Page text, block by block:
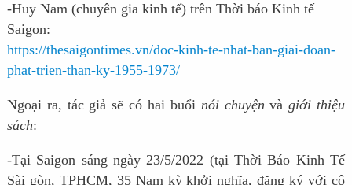
-Huy Nam (chuyên gia kinh tế) trên Thời báo Kinh tế
Saigon:
https://thesaigontimes.vn/doc-kinh-te-nhat-ban-giai-doan-
phat-trien-than-ky-1955-1973/
Ngoại ra, tác giả sẽ có hai buổi nói chuyện vàgiới thiệu
sách:
-Tại Saigon sáng ngày 23/5/2022 (tại Thời Báo Kinh Tế
Sài gòn, TPHCM, 35 Nam kỳ khởi nghĩa, đăng ký với cô